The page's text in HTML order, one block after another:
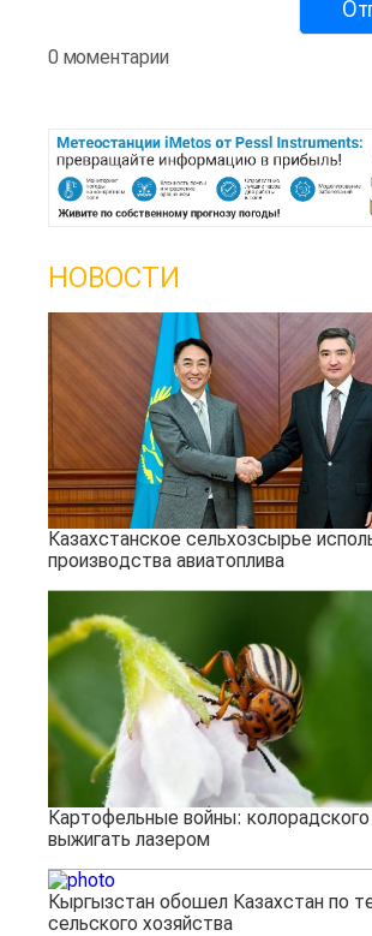
0 моментарии
НОВОСТИ
Казахстанское сельхозсырье
производства авиатоплива
Картофельные войны: колорадского
выжигать лазером
Кыргызстан обошел Казахстан по
сельского хозяйства